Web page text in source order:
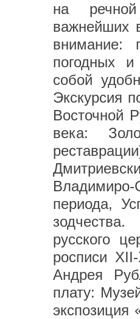
на
важнейших
внимание:
погодных
собой
Экскурсия
Восточной
века:
Владимиро-
периода,
русского
росписи
Андрея
плату: